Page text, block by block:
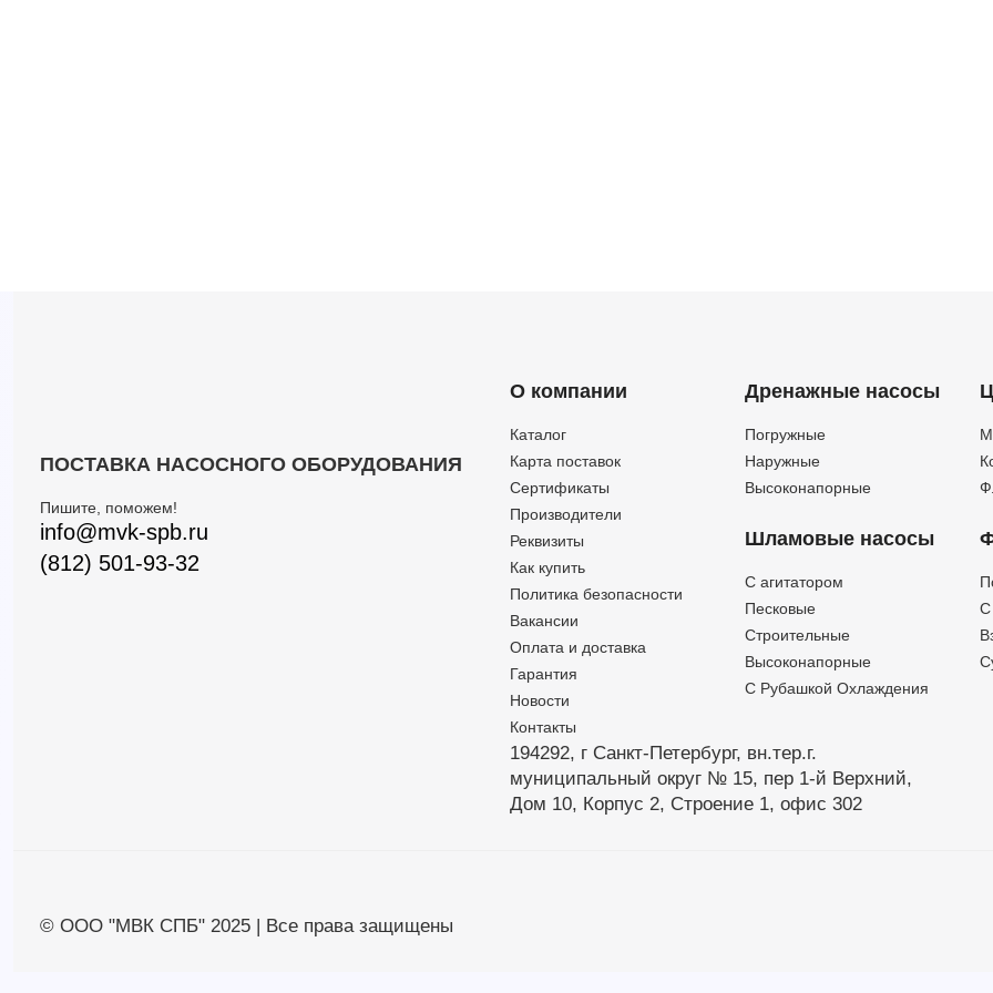
ПОСТАВКА НАСОСНОГО ОБОРУДОВАНИЯ
Пишите, поможем!
info@mvk-spb.ru
(812) 501-93-32
О компании
Каталог
Карта поставок
Сертификаты
Производители
Реквизиты
Как купить
Политика безопасности
Вакансии
Оплата и доставка
Гарантия
Новости
Контакты
Дренажные насосы
Погружные
Наружные
Высоконапорные
Шламовые насосы
C агитатором
Песковые
Строительные
Высоконапорные
С Рубашкой Охлаждения
194292, г Санкт-Петербург, вн.тер.г.
муниципальный округ № 15, пер 1-й Верхний,
Дом 10, Корпус 2, Строение 1, офис 302
© ООО "МВК СПБ" 2025 | Все права защищены